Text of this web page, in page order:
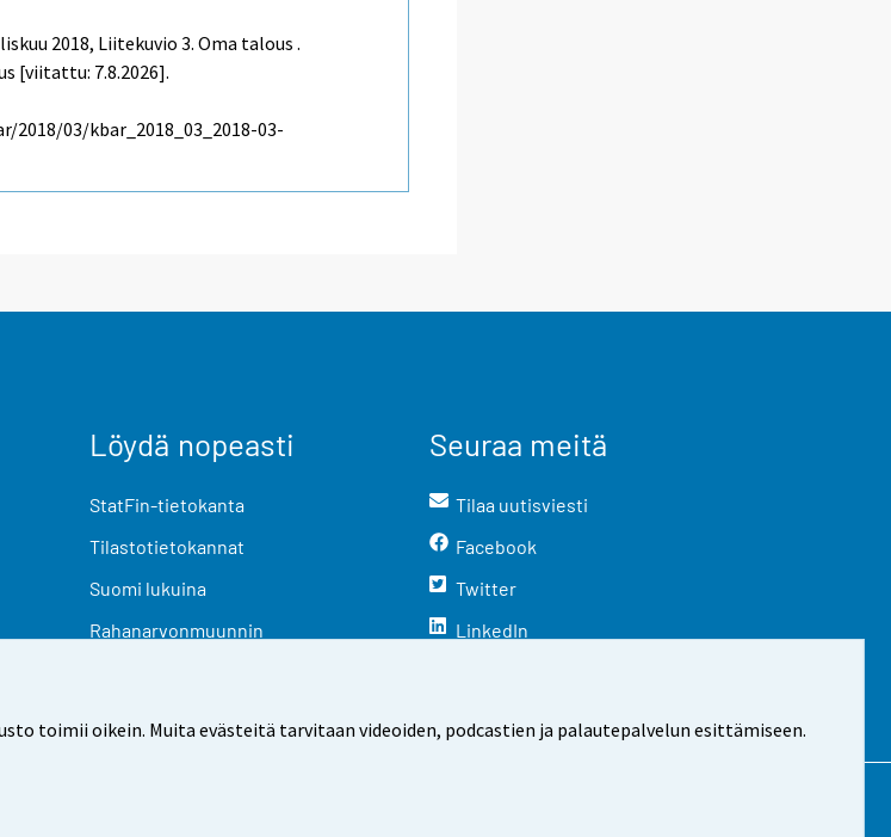
toimii oikein. Muita evästeitä tarvitaan videoiden, podcastien ja palautepalvelun esittämiseen.
2018, Liitekuvio 3. Oma talous .
[viitattu: 7.8.2026].
03/kbar_2018_03_2018-03-
Löydä nopeasti
StatFin-tietokanta
Tilastotietokannat
Suomi lukuina
Rahanarvonmuunnin
Seuraa meitä
Tilaa uutisviesti
Facebook
Twitter
LinkedIn